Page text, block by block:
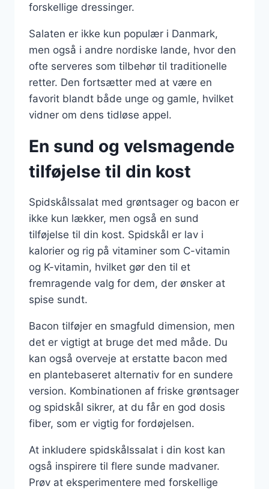
forskellige dressinger.
Salaten er ikke kun populær i Danmark,
men også i andre nordiske lande, hvor den
ofte serveres som tilbehør til traditionelle
retter. Den fortsætter med at være en
favorit blandt både unge og gamle, hvilket
vidner om dens tidløse appel.
En sund og velsmagende
tilføjelse til din kost
Spidskålssalat med grøntsager og bacon er
ikke kun lækker, men også en sund
tilføjelse til din kost. Spidskål er lav i
kalorier og rig på vitaminer som C-vitamin
og K-vitamin, hvilket gør den til et
fremragende valg for dem, der ønsker at
spise sundt.
Bacon tilføjer en smagfuld dimension, men
det er vigtigt at bruge det med måde. Du
kan også overveje at erstatte bacon med
en plantebaseret alternativ for en sundere
version. Kombinationen af friske grøntsager
og spidskål sikrer, at du får en god dosis
fiber, som er vigtig for fordøjelsen.
At inkludere spidskålssalat i din kost kan
også inspirere til flere sunde madvaner.
Prøv at eksperimentere med forskellige